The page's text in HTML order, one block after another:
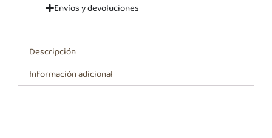
Envíos y devoluciones
Descripción
Información adicional